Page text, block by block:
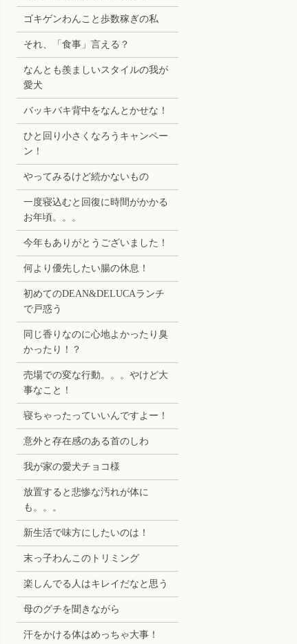
ゴキゲンわんこと歩数稼ぎの私
それ、「食事」言える？
なんとも羨ましいスタイルの我が
愛犬
バッキバキ背中をなんとかせな！
ひと回り小さくなろうキャンペー
ン！
やってみるけど続かないもの
一度寝込むと回復に時間がかかる
お年頃。。。
今年もありがとうございました！
何より優先したい腸の休息！
初めてのDEAN&DELUCAランチ
で戸惑う
同じ香りなのに心地よかったり臭
かったり！？
売場での変な行動。。。やけど大
事なこと！
寝ちゃったっていいんですよー！
意外と存在感のある首のしわ
我が家の愛犬チョコ様
放置すると悲惨な汚れが体に
も。。。
新生活で味方にしたいのは！
末っ子わんこのトリミング
楽しんでる人はキレイだなと思う
母のグチを聞きながら
汗をかける体はめっちゃ大事！